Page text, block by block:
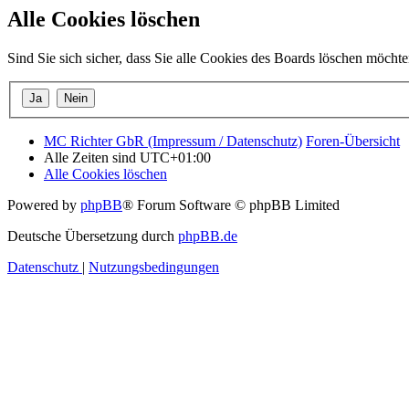
Alle Cookies löschen
Sind Sie sich sicher, dass Sie alle Cookies des Boards löschen
MC Richter GbR (Impressum / Datenschutz) Foren-Übersicht
Alle Zeiten sind UTC+01:00
Alle Cookies löschen
Powered by phpBB® Forum Software © phpBB Limited
Deutsche Übersetzung durch phpBB.de
Datenschutz | Nutzungsbedingungen